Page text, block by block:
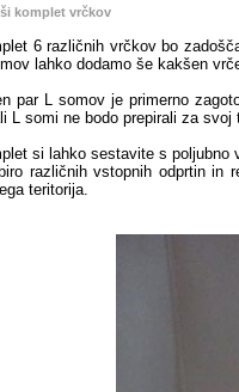
komplet vrčkov
6 različnih vrčkov bo
lahko dodamo še kakšen
par L somov je primerno
L somi ne bodo prepirali za
si lahko sestavite s poljubno
različnih vstopnih odprtin in
teritorija.